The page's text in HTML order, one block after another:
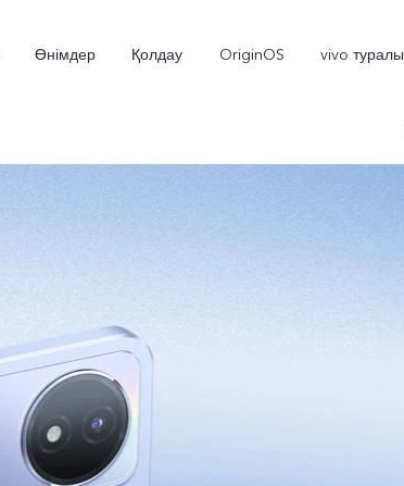
Өнімдер Қолдау OriginOS vivo туралы
V70 5G жаңа